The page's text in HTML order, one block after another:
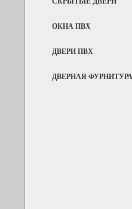
ОКНА ПВХ
ДВЕРИ ПВХ
ДВЕРНАЯ ФУРНИТУРА